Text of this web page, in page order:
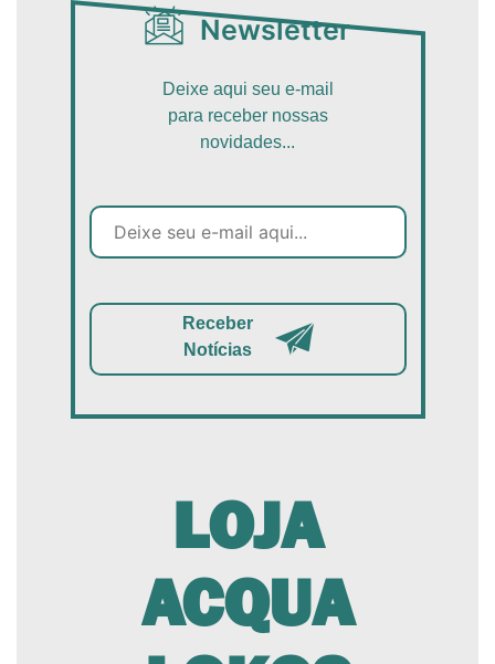
Newsletter
Deixe aqui seu e-mail
para receber nossas
novidades...
Receber
Notícias
LOJA
ACQUA